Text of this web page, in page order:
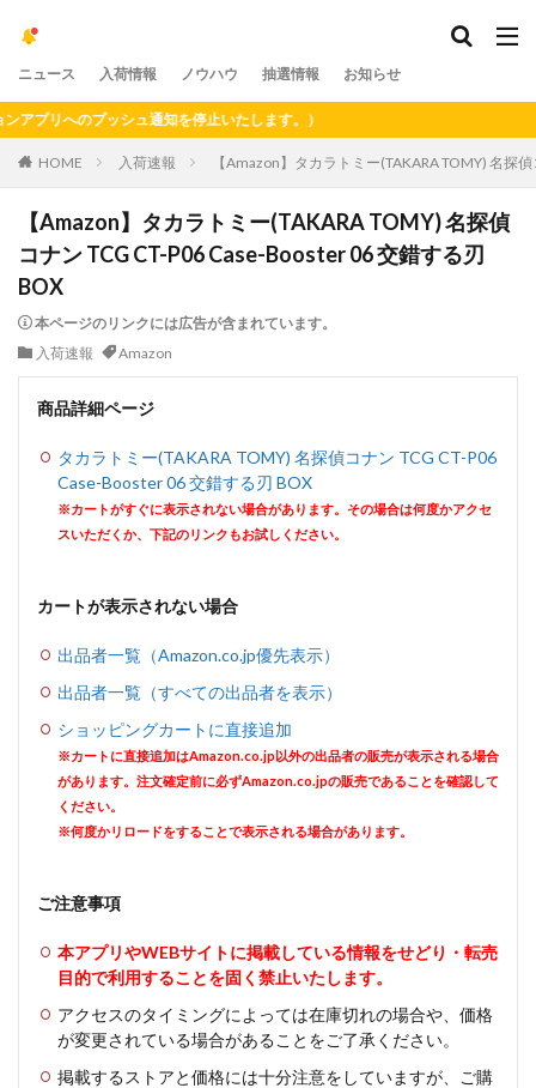
ニュース 入荷情報 ノウハウ 抽選情報 お知らせ
へのプッシュ通知を停止いたします。）
HOME 入荷速報 【Amazon】タカラトミー(TAKARA TOMY) 名探
【Amazon】タカラトミー(TAKARA TOMY) 名探偵
コナン TCG CT-P06 Case-Booster 06 交錯する刃
BOX
本ページのリンクには広告が含まれています。
入荷速報
Amazon
商品詳細ページ
タカラトミー(TAKARA TOMY) 名探偵コナン TCG CT-P06
Case-Booster 06 交錯する刃 BOX
※カートがすぐに表示されない場合があります。その場合は何度かアクセ
スいただくか、下記のリンクもお試しください。
カートが表示されない場合
出品者一覧（Amazon.co.jp優先表示）
出品者一覧（すべての出品者を表示）
ショッピングカートに直接追加
※カートに直接追加はAmazon.co.jp以外の出品者の販売が表示される場合
があります。注文確定前に必ずAmazon.co.jpの販売であることを確認して
ください。
※何度かリロードをすることで表示される場合があります。
ご注意事項
本アプリやWEBサイトに掲載している情報をせどり・転売
目的で利用することを固く禁止いたします。
アクセスのタイミングによっては在庫切れの場合や、価格
が変更されている場合があることをご了承ください。
掲載するストアと価格には十分注意をしていますが、ご購